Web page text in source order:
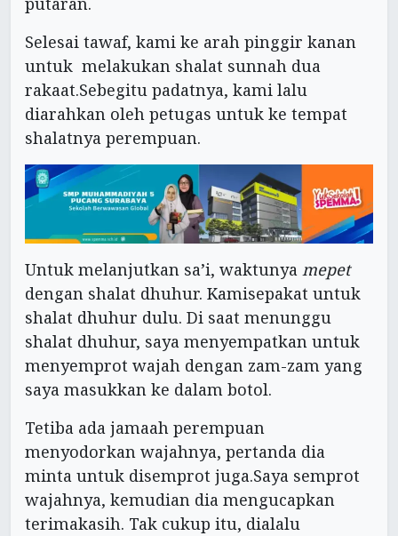
Selesai tawaf, kami ke arah pinggir kanan
untuk melakukan shalat sunnah dua
rakaat.Sebegitu padatnya, kami lalu
diarahkan oleh petugas untuk ke tempat
shalatnya perempuan.
Untuk melanjutkan sa’i, waktunya mepet
dengan shalat dhuhur. Kamisepakat untuk
shalat dhuhur dulu. Di saat menunggu
shalat dhuhur, saya menyempatkan untuk
menyemprot wajah dengan zam-zam yang
saya masukkan ke dalam botol.
Tetiba ada jamaah perempuan
menyodorkan wajahnya, pertanda dia
minta untuk disemprot juga.Saya semprot
wajahnya, kemudian dia mengucapkan
terimakasih. Tak cukup itu, dialalu